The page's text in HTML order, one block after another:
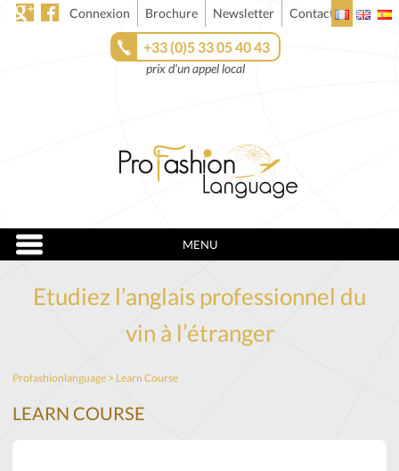
Connexion Brochure Newsletter Contact
+33 (0)5 33 05 40 43
prix d'un appel local
MENU
Etudiez l’anglais professionnel du
vin à l’étranger
Profashionlanguage > Learn Course
LEARN COURSE